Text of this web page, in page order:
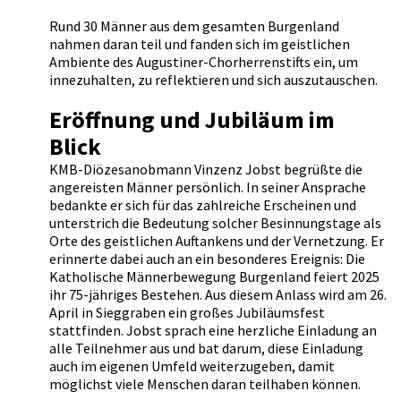
Rund 30 Männer aus dem gesamten Burgenland
nahmen daran teil und fanden sich im geistlichen
Ambiente des Augustiner-Chorherrenstifts ein, um
innezuhalten, zu reflektieren und sich auszutauschen.
Eröffnung und Jubiläum im
Blick
KMB-Diözesanobmann Vinzenz Jobst begrüßte die
angereisten Männer persönlich. In seiner Ansprache
bedankte er sich für das zahlreiche Erscheinen und
unterstrich die Bedeutung solcher Besinnungstage als
Orte des geistlichen Auftankens und der Vernetzung. Er
erinnerte dabei auch an ein besonderes Ereignis: Die
Katholische Männerbewegung Burgenland feiert 2025
ihr 75-jähriges Bestehen. Aus diesem Anlass wird am 26.
April in Sieggraben ein großes Jubiläumsfest
stattfinden. Jobst sprach eine herzliche Einladung an
alle Teilnehmer aus und bat darum, diese Einladung
auch im eigenen Umfeld weiterzugeben, damit
möglichst viele Menschen daran teilhaben können.